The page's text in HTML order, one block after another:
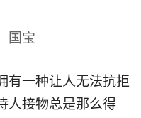
国宝
一种让人无法抗拒
人接物总是那么得